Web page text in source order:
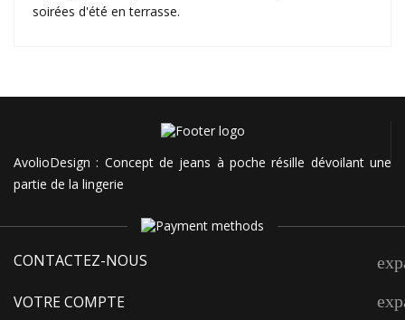
soirées d'été en terrasse.
AvolioDesign : Concept de jeans à poche résille dévoilant une
partie de la lingerie
CONTACTEZ-NOUS
VOTRE COMPTE